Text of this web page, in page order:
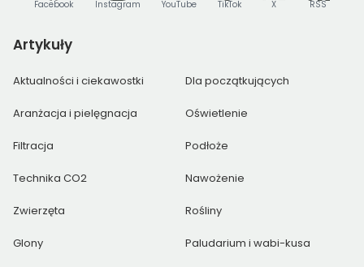
Facebook Instagram YouTube TikTok X RSS
Artykuły
Aktualności i ciekawostki Dla początkujących
Aranżacja i pielęgnacja Oświetlenie
Filtracja Podłoże
Technika CO2 Nawożenie
Zwierzęta Rośliny
Glony Paludarium i wabi-kusa